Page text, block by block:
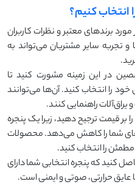
انتخاب کنیم؟
مورد برندهای معتبر و نظرات کاربران
تجربه سایر مشتریان می‌تواند به
در این زمینه مشورت کنید تا
خود را انتخاب کنید. آن‌ها می‌توانند
راهنمایی کنند.
بر قیمت ترجیح دهید، زیرا یک پنجره
شما را کاهش می‌دهد. محصولات
را انتخاب کنید.
کنید که پنجره انتخابی شما دارای
عایق حرارتی، صوتی و ایمنی است.